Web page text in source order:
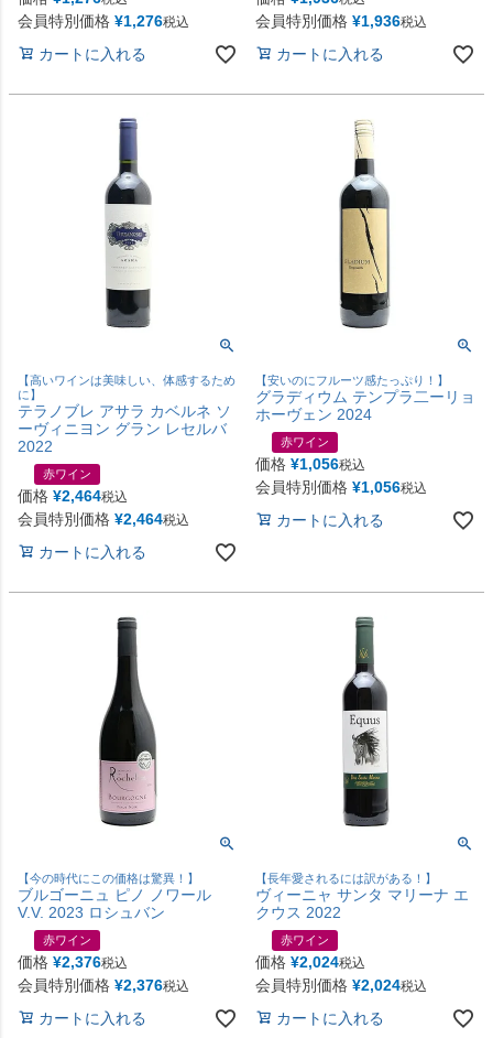
会員特別価格 ¥1,276税込
カートに入れる
会員特別価格 ¥1,936税込
カートに入れる
【高いワインは美味しい、体感するため
に】
テラノブレ アサラ カベルネ ソ
ーヴィニヨン グラン レセルバ
2022
赤ワイン
価格 ¥2,464税込
会員特別価格 ¥2,464税込
カートに入れる
【安いのにフルーツ感たっぷり！】
グラディウム テンプラ二ーリョ
ホーヴェン 2024
赤ワイン
価格 ¥1,056税込
会員特別価格 ¥1,056税込
カートに入れる
【今の時代にこの価格は驚異！】
ブルゴーニュ ピノ ノワール
V.V. 2023 ロシュバン
赤ワイン
価格 ¥2,376税込
会員特別価格 ¥2,376税込
カートに入れる
【長年愛されるには訳がある！】
ヴィーニャ サンタ マリーナ エ
クウス 2022
赤ワイン
価格 ¥2,024税込
会員特別価格 ¥2,024税込
カートに入れる